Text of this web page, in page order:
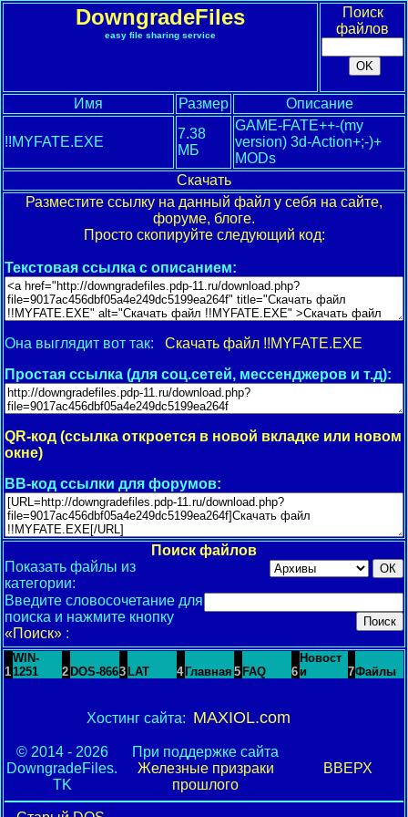
DowngradeFiles
easy file sharing service
Поиск
файлов
Имя Размер Описание
!!MYFATE.EXE
7.38
МБ
GAME-FATE++-(my
version) 3d-Action+;-)+
MODs
Скачать
Разместите ссылку на данный файл у себя на сайте,
форуме, блоге.
Просто скопируйте следующий код:
Текстовая ссылка с описанием:
Она выглядит вот так: Скачать файл !!MYFATE.EXE
Простая ссылка (для соц.сетей, мессенджеров и т.д):
QR-код (ссылка откроется в новой вкладке или новом
окне)
BB-код ссылки для форумов:
Поиск файлов
Показать файлы из
категории:
Введите словосочетание для
поиска и нажмите кнопку
«Поиск» :
1
WIN-
1251
2 DOS-8663 LAT 4 Главная 5 FAQ 6
Новост
и
7Файлы
Хостинг сайта: MAXIOL.com
© 2014 - 2026
DowngradeFiles.
TK
При поддержке сайта
Железные призраки
прошлого
ВВЕРХ